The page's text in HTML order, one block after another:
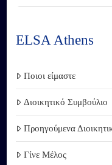
ELSA Athens
Ποιοι είμαστε
Διοικητικό Συμβούλιο
Προηγούμενα
Γίνε Μέλος